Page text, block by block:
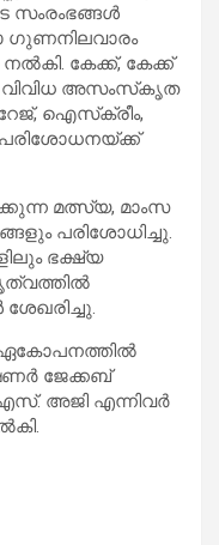
സംരംഭങ്ങള്‍
ഗുണനിലവാരം
കേക്ക്, കേക്ക്
വിവിധ അസംസ്‌കൃത
ഐസ്‌ക്രീം,
പരിശോധനയ്ക്ക്
മത്സ്യ, മാംസ
പരിശോധിച്ചു.
ഭക്ഷ്യ
ജേക്കബ്
അജി എന്നിവര്‍